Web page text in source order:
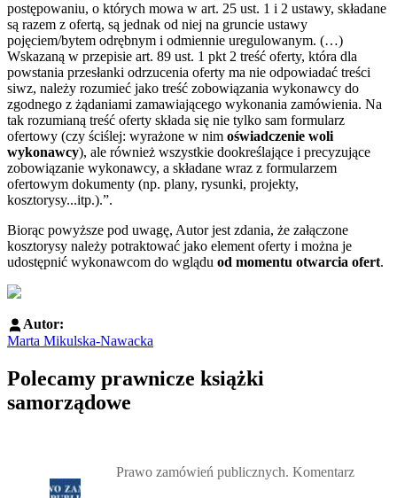
postępowaniu, o których mowa w art. 25 ust. 1 i 2 ustawy, składane
są razem z ofertą, są jednak od niej na gruncie ustawy
pojęciem/bytem odrębnym i odmiennie uregulowanym. (…)
Wskazaną w przepisie art. 89 ust. 1 pkt 2 treść oferty, która dla
powstania przesłanki odrzucenia oferty ma nie odpowiadać treści
siwz, należy rozumieć jako treść zobowiązania wykonawcy do
zgodnego z żądaniami zamawiającego wykonania zamówienia. Na
tak rozumianą treść oferty składa się nie tylko sam formularz
ofertowy (czy ściślej: wyrażone w nim oświadczenie woli
wykonawcy), ale również wszystkie dookreślające i precyzujące
zobowiązanie wykonawcy, a składane wraz z formularzem
ofertowym dokumenty (np. plany, rysunki, projekty,
kosztorysy...itp.).”.
Biorąc powyższe pod uwagę, Autor jest zdania, że załączone
kosztorysy należy potraktować jako element oferty i można je
udostępnić wykonawcom do wglądu od momentu otwarcia ofert.
Autor:
Marta Mikulska-Nawacka
Polecamy prawnicze książki
samorządowe
Prawo zamówień publicznych. Komentarz